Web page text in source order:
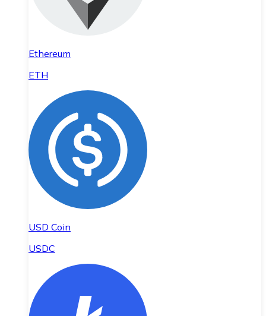
Ethereum
ETH
USD Coin
USDC